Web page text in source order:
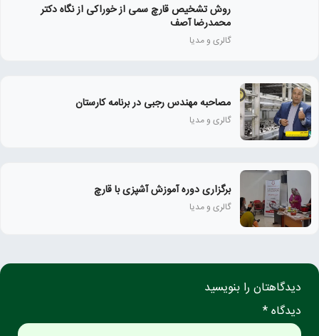
روش تشخیص قارچ سمی از خوراکی از نگاه دکتر
محمدرضا آصف
گالری و مدیا
مصاحبه مهندس رجبی در برنامه کارستان
گالری و مدیا
برگزاری دوره آموزش آشپزی با قارچ
گالری و مدیا
دیدگاهتان را بنویسید
دیدگاه *